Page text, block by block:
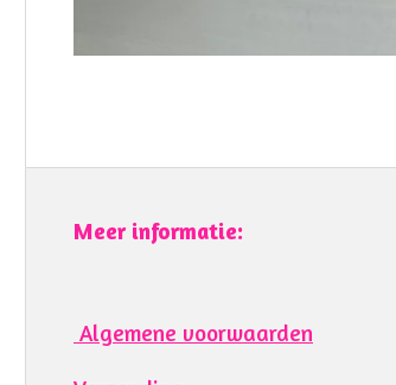
Meer informatie:
Algemene voorwaarden